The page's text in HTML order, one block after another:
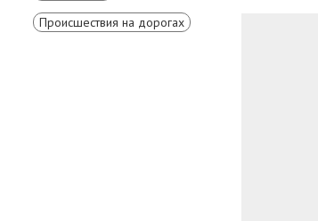
Происшествия на дорогах